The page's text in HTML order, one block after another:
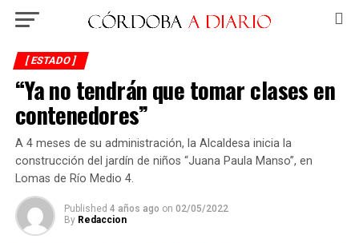
[ ESTADO ]
“Ya no tendrán que tomar clases en
contenedores”
A 4 meses de su administración, la Alcaldesa inicia la
construcción del jardín de niños “Juana Paula Manso”, en
Lomas de Río Medio 4.
Published 4 años ago on 02/05/2022
By Redaccion